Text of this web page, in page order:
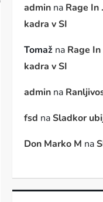
adminna Rage In
kadra v SI
Tomažna Rage
kadra v SI
adminna
fsd naSladkor
Don Marko M na